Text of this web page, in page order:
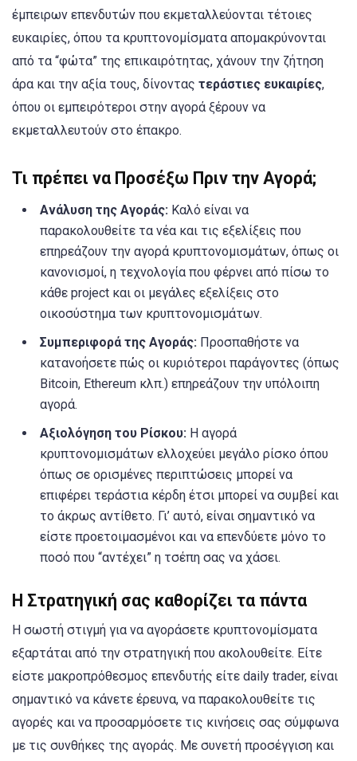
έμπειρων επενδυτών που εκμεταλλεύονται τέτοιες
ευκαιρίες, όπου τα κρυπτονομίσματα απομακρύνονται
από τα “φώτα” της επικαιρότητας, χάνουν την ζήτηση
άρα και την αξία τους, δίνοντας τεράστιες ευκαιρίες,
όπου οι εμπειρότεροι στην αγορά ξέρουν να
εκμεταλλευτούν στο έπακρο.
Τι πρέπει να Προσέξω Πριν την Αγορά;
Ανάλυση της Αγοράς: Καλό είναι να
παρακολουθείτε τα νέα και τις εξελίξεις που
επηρεάζουν την αγορά κρυπτονομισμάτων, όπως οι
κανονισμοί, η τεχνολογία που φέρνει από πίσω το
κάθε project και οι μεγάλες εξελίξεις στο
οικοσύστημα των κρυπτονομισμάτων.
Συμπεριφορά της Αγοράς: Προσπαθήστε να
κατανοήσετε πώς οι κυριότεροι παράγοντες (όπως
Bitcoin, Ethereum κλπ.) επηρεάζουν την υπόλοιπη
αγορά.
Αξιολόγηση του Ρίσκου: Η αγορά
κρυπτονομισμάτων ελλοχεύει μεγάλο ρίσκο όπου
όπως σε ορισμένες περιπτώσεις μπορεί να
επιφέρει τεράστια κέρδη έτσι μπορεί να συμβεί και
το άκρως αντίθετο. Γι’ αυτό, είναι σημαντικό να
είστε προετοιμασμένοι και να επενδύετε μόνο το
ποσό που “αντέχει” η τσέπη σας να χάσει.
Η Στρατηγική σας καθορίζει τα πάντα
Η σωστή στιγμή για να αγοράσετε κρυπτονομίσματα
εξαρτάται από την στρατηγική που ακολουθείτε. Είτε
είστε μακροπρόθεσμος επενδυτής είτε daily trader, είναι
σημαντικό να κάνετε έρευνα, να παρακολουθείτε τις
αγορές και να προσαρμόσετε τις κινήσεις σας σύμφωνα
με τις συνθήκες της αγοράς. Με συνετή προσέγγιση και